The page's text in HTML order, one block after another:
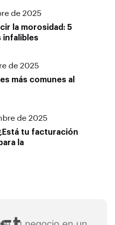
de 2025
la morosidad: 5
infalibles
de 2025
más comunes al
de 2025
tu facturación
la